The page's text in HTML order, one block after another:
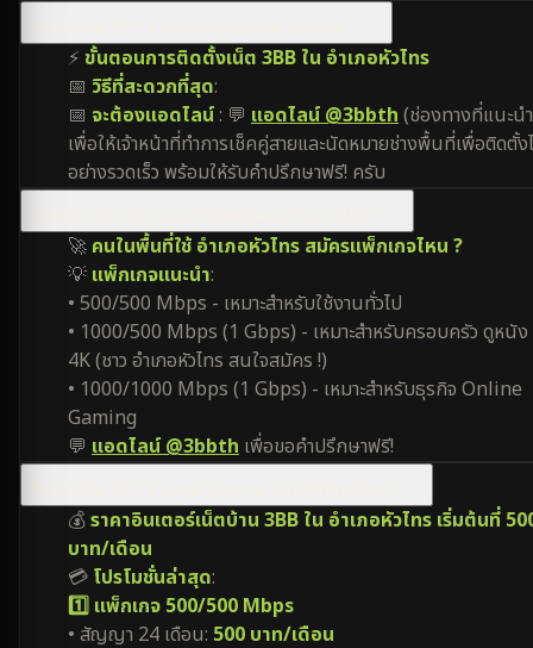
⚡ ขั้นตอนการติดตั้งเน็ต 3BB ใน อำเภอหัวไทร
📅 วิธีที่สะดวกที่สุด:
📅 จะต้องแอดไลน์: 💬 แอดไลน์ @3bbth (ช่องทางที่แนะน
เพื่อให้เจ้าหน้าที่ทำการเช็คคู่สายและนัดหมายช่างพื้นที่เพื่อติดตั้ง
อย่างรวดเร็ว พร้อมให้รับคำปรึกษาฟรี! ครับ
🚀 คนในพื้นที่ใช้ อำเภอหัวไทร สมัครแพ็กเกจไหน ?
💡 แพ็กเกจแนะนำ:
• 500/500 Mbps - เหมาะสำหรับใช้งานทั่วไป
• 1000/500 Mbps (1 Gbps) - เหมาะสำหรับครอบครัว ดูหนัง
4K (ชาว อำเภอหัวไทร สนใจสมัคร !)
• 1000/1000 Mbps (1 Gbps) - เหมาะสำหรับธุรกิจ Online
Gaming
💬 แอดไลน์ @3bbth เพื่อขอคำปรึกษาฟรี!
💰ราคาอินเตอร์เน็ตบ้าน 3BB ใน อำเภอหัวไทร เริ่มต้นที่
บาท/เดือน
💳 โปรโมชั่นล่าสุด:
1️⃣ แพ็กเกจ 500/500 Mbps
• สัญญา 24 เดือน: 500 บาท/เดือน